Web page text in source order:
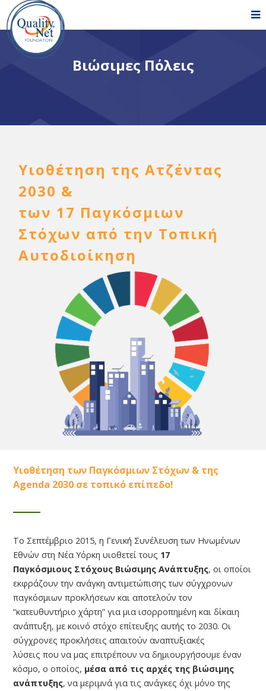
Βιώσιμες Πόλεις
Υιοθέτηση της Ατζέντας
2030 &
των 17 Παγκόσμιων
Στόχων από την Τοπική
Aυτοδιοίκηση
Υιοθέτηση των Παγκόσμιων Στόχων & της
Agenda 2030 σε τοπικό επίπεδο!
Το Σεπτέμβριο 2015, η Γενική Συνέλευση των Ηνωμένων
Εθνών στη Νέα Υόρκη υιοθετεί τους 17
Παγκόσμιους Στόχους Βιώσιμης Ανάπτυξης, οι οποίοι
εκφράζουν την ανάγκη αντιμετώπισης των σύγχρονων
παγκόσμιων προκλήσεων και αποτελούν τον
“κατευθυντήριο χάρτη” για μια ισορροπημένη και δίκαιη
ανάπτυξη, με κοινό στόχο επίτευξης αυτής το 2030. Οι
σύγχρονες προκλήσεις απαιτούν αναπτυξιακές
λύσεις που να μας επιτρέπουν να δημιουργήσουμε έναν
κόσμο, ο οποίος, μέσα από τις αρχές της βιώσιμης
ανάπτυξης, να μεριμνά για τις ανάγκες όχι μόνο της